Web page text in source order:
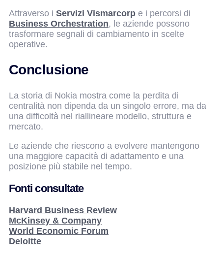
Attraverso i Servizi Vismarcorp e i percorsi di
Business Orchestration, le aziende possono
trasformare segnali di cambiamento in scelte
operative.
Conclusione
La storia di Nokia mostra come la perdita di
centralità non dipenda da un singolo errore, ma da
una difficoltà nel riallineare modello, struttura e
mercato.
Le aziende che riescono a evolvere mantengono
una maggiore capacità di adattamento e una
posizione più stabile nel tempo.
Fonti consultate
Harvard Business Review
McKinsey & Company
World Economic Forum
Deloitte